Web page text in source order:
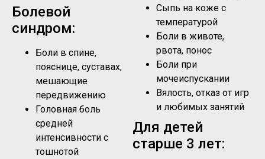
Болевой
синдром:
Боли в спине,
пояснице, суставах,
мешающие
передвижению
Головная боль
средней
интенсивности с
тошнотой
Сыпь на коже с
температурой
Боли в животе,
рвота, понос
Боли при
мочеиспускании
Вялость, отказ от игр
и любимых занятий
Для детей
старше 3 лет: